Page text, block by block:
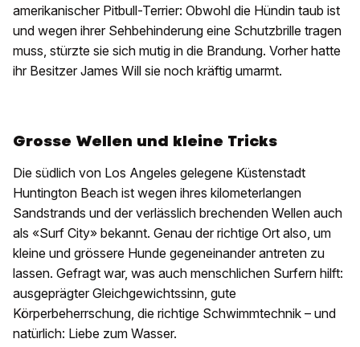
amerikanischer Pitbull-Terrier: Obwohl die Hündin taub ist
und wegen ihrer Sehbehinderung eine Schutzbrille tragen
muss, stürzte sie sich mutig in die Brandung. Vorher hatte
ihr Besitzer James Will sie noch kräftig umarmt.
Grosse Wellen und kleine Tricks
Die südlich von Los Angeles gelegene Küstenstadt
Huntington Beach ist wegen ihres kilometerlangen
Sandstrands und der verlässlich brechenden Wellen auch
als «Surf City» bekannt. Genau der richtige Ort also, um
kleine und grössere Hunde gegeneinander antreten zu
lassen. Gefragt war, was auch menschlichen Surfern hilft:
ausgeprägter Gleichgewichtssinn, gute
Körperbeherrschung, die richtige Schwimmtechnik – und
natürlich: Liebe zum Wasser.